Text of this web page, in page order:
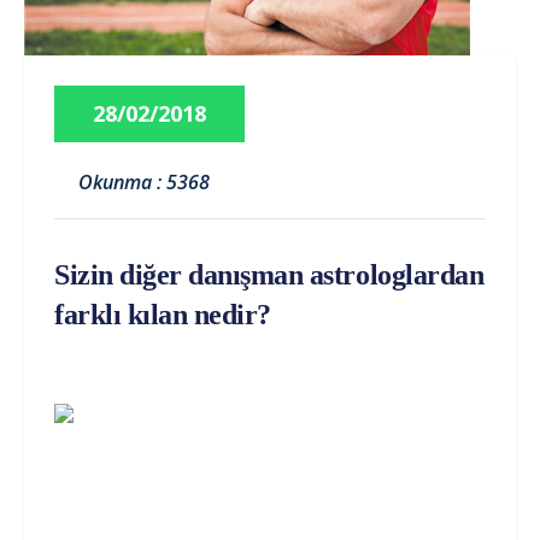
28/02/2018
Okunma : 5368
Sizin diğer danışman astrologlardan
farklı kılan nedir?